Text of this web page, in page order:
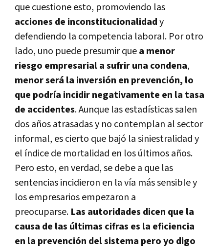
que cuestione esto, promoviendo las
acciones de inconstitucionalidady
defendiendo la competencia laboral. Por otro
lado, uno puede presumir quea menor
riesgo empresarial a sufrir una condena,
menor será la inversión en prevención, lo
que podría incidir negativamente en la tasa
de accidentes. Aunque las estadísticas salen
dos años atrasadas y no contemplan al sector
informal, es cierto que bajó la siniestralidad y
el índice de mortalidad en los últimos años.
Pero esto, en verdad, se debe a que las
sentencias incidieron en la vía más sensible y
los empresarios empezaron a
preocuparse. Las autoridades dicen que la
causa de las últimas cifras es la eficiencia
en la prevención del sistema pero yo digo